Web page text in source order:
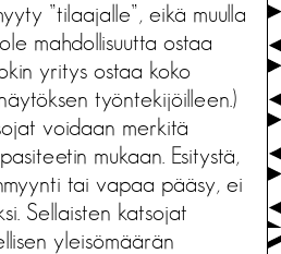
”tilaajalle”, eikä muulla
mahdollisuutta ostaa
yritys ostaa koko
työntekijöilleen.)
voidaan merkitä
mukaan. Esitystä,
tai vapaa pääsy, ei
Sellaisten katsojat
yleisömäärän